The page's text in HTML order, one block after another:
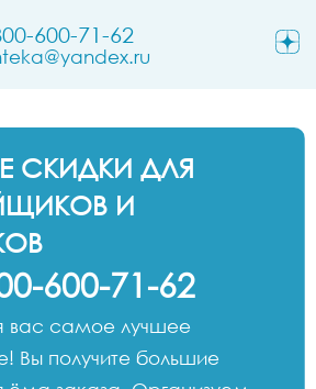
600-71-62
СКИДКИ ДЛЯ
И
600-71-62
вас самое лучшее
Вы получите большие